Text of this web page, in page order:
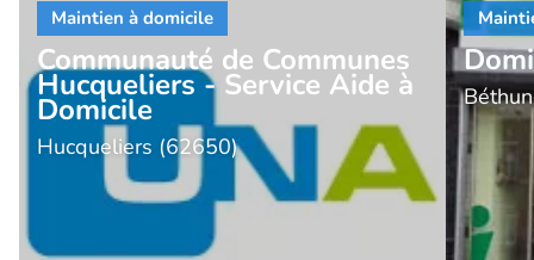
Communauté de Communes
Hucqueliers - Service Aide à
Domicile
Hucqueliers (62650)